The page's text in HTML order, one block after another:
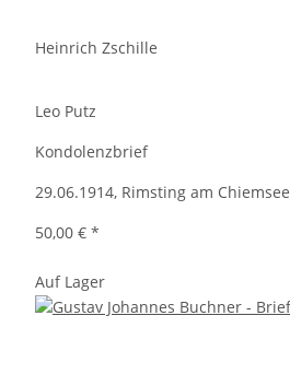
Heinrich Zschille
Leo Putz
Kondolenzbrief
29.06.1914, Rimsting am Chiemsee
50,00 € *
Auf Lager